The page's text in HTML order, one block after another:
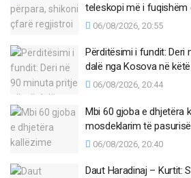
teleskopi më i fuqishëm
06/08/2026, 20:55
Përditësimi i fundit: Deri
dalë nga Kosova në
06/08/2026, 20:44
Mbi 60 gjoba e dhjetëra
mosdeklarim të pasurisë
06/08/2026, 20:40
Daut Haradinaj – Kurtit: